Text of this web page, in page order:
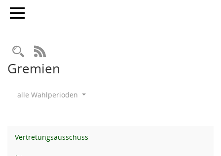
Toggle navigation
Rechercheauswahl
RSS-Feed
Gremien
alle Wahlperioden
Vertretungsausschuss